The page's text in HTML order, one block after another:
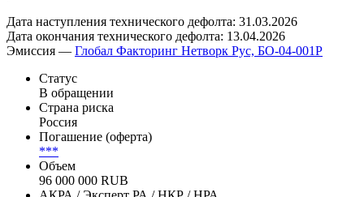
Дата наступления технического дефолта: 31.03.2026
Дата окончания технического дефолта: 13.04.2026
Эмиссия — Глобал Факторинг Нетворк Рус, БО-04-001P
Статус
В обращении
Страна риска
Россия
Погашение (оферта)
***
Объем
96 000 000 RUB